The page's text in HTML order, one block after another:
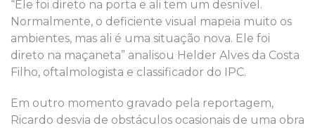
“Ele foi direto na porta e ali tem um desnível.
Normalmente, o deficiente visual mapeia muito os
ambientes, mas ali é uma situação nova. Ele foi
direto na maçaneta” analisou Helder Alves da Costa
Filho, oftalmologista e classificador do IPC.
Em outro momento gravado pela reportagem,
Ricardo desvia de obstáculos ocasionais de uma obra